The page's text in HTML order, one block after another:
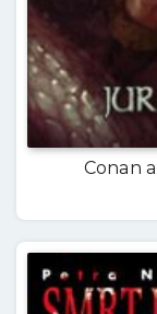
Conan